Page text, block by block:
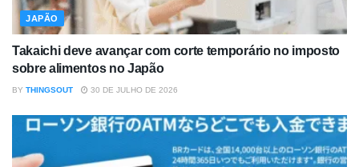
JAPÃO
Takaichi deve avançar com corte temporário no imposto
sobre alimentos no Japão
BY THINGSOUT 30 DE JULHO DE 2026